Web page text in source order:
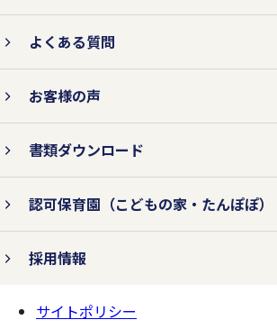
よくある質問
お客様の声
書類ダウンロード
認可保育園 （こどもの家・たんぽぽ）
採用情報
ページのサイトポリシー